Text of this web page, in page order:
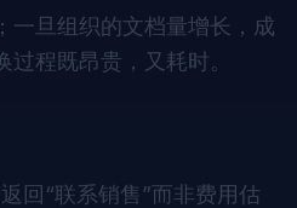
一旦组织的文档量增长，成
程既昂贵，又耗时。
返回“联系销售”而非费用估